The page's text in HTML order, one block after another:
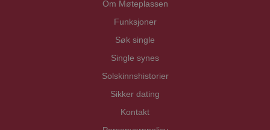
Om Møteplassen
Funksjoner
Søk single
Single synes
Solskinnshistorier
Sikker dating
Kontakt